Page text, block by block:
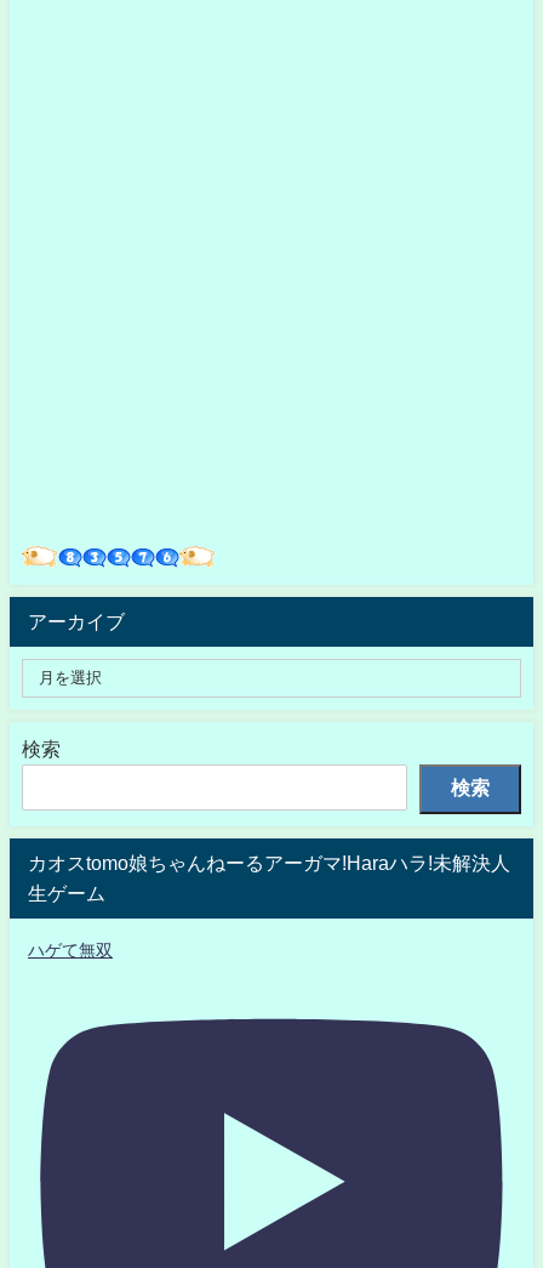
アーカイブ
検索
検索
カオスtomo娘ちゃんねーるアーガマ!Haraハラ!未解決人
生ゲーム
ハゲて無双